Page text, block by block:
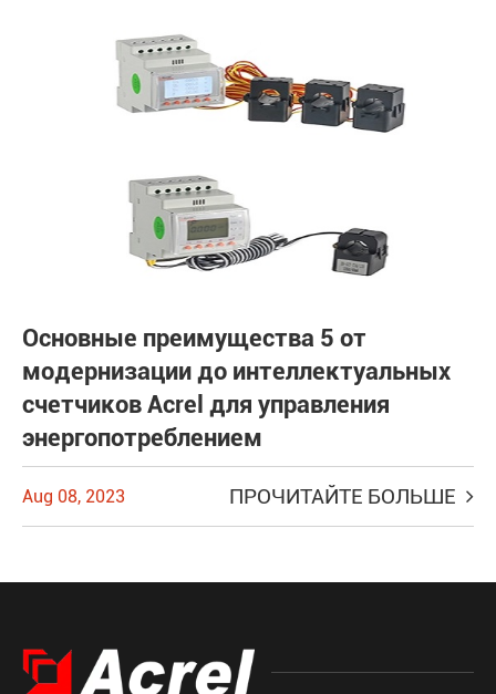
Основные преимущества 5 от
модернизации до интеллектуальных
счетчиков Acrel для управления
энергопотреблением
Aug 08, 2023 ПРОЧИТАЙТЕ БОЛЬШЕ